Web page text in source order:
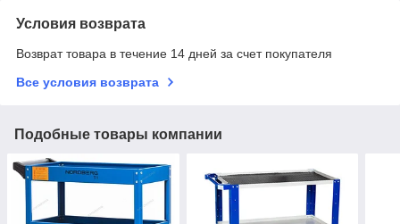
Условия возврата
Возврат товара в течение 14 дней за счет покупателя
Все условия возврата
Подобные товары компании